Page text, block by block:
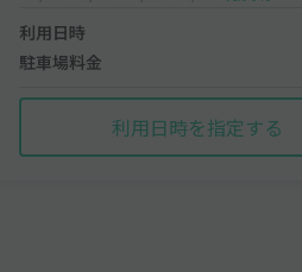
利用日時
駐車場料金
利用日時を指定する